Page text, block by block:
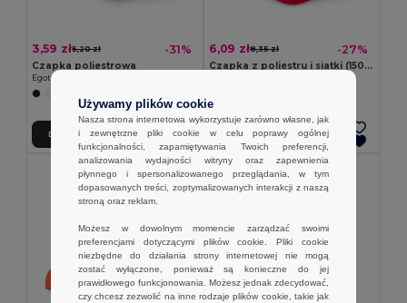
3,59 zł5,20 zł -31%
Czapka poliestrowa
Egotier 99547
Dodaj Do Koszyka
6,09 zł8,35 zł -27%
Czapka z poliestru i siatki (150 g/m²)
Dodaj Do Koszyka
Używamy plików cookie
Nasza strona internetowa wykorzystuje zarówno własne, jak
i zewnętrzne pliki cookie w celu poprawy ogólnej
funkcjonalności, zapamiętywania Twoich preferencji,
analizowania wydajności witryny oraz zapewnienia
płynnego i spersonalizowanego przeglądania, w tym
dopasowanych treści, zoptymalizowanych interakcji z naszą
stroną oraz reklam.
Możesz w dowolnym momencie zarządzać swoimi
preferencjami dotyczącymi plików cookie. Pliki cookie
niezbędne do działania strony internetowej nie mogą
zostać wyłączone, ponieważ są konieczne do jej
prawidłowego funkcjonowania. Możesz jednak zdecydować,
czy chcesz zezwolić na inne rodzaje plików cookie, takie jak